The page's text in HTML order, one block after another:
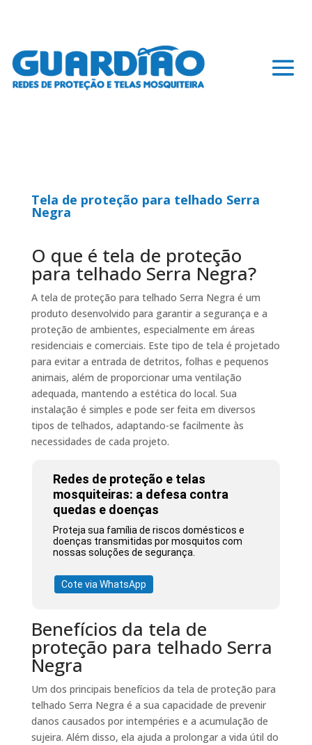
Tela de proteção para telhado Serra
Negra
O que é tela de proteção
para telhado Serra Negra?
A tela de proteção para telhado Serra Negra é um
produto desenvolvido para garantir a segurança e a
proteção de ambientes, especialmente em áreas
residenciais e comerciais. Este tipo de tela é projetado
para evitar a entrada de detritos, folhas e pequenos
animais, além de proporcionar uma ventilação
adequada, mantendo a estética do local. Sua
instalação é simples e pode ser feita em diversos
tipos de telhados, adaptando-se facilmente às
necessidades de cada projeto.
Redes de proteção e telas
mosquiteiras: a defesa contra
quedas e doenças
Proteja sua família de riscos domésticos e
doenças transmitidas por mosquitos com
nossas soluções de segurança.
Cote via WhatsApp
Benefícios da tela de
proteção para telhado Serra
Negra
Um dos principais benefícios da tela de proteção para
telhado Serra Negra é a sua capacidade de prevenir
danos causados por intempéries e a acumulação de
sujeira. Além disso, ela ajuda a prolongar a vida útil do